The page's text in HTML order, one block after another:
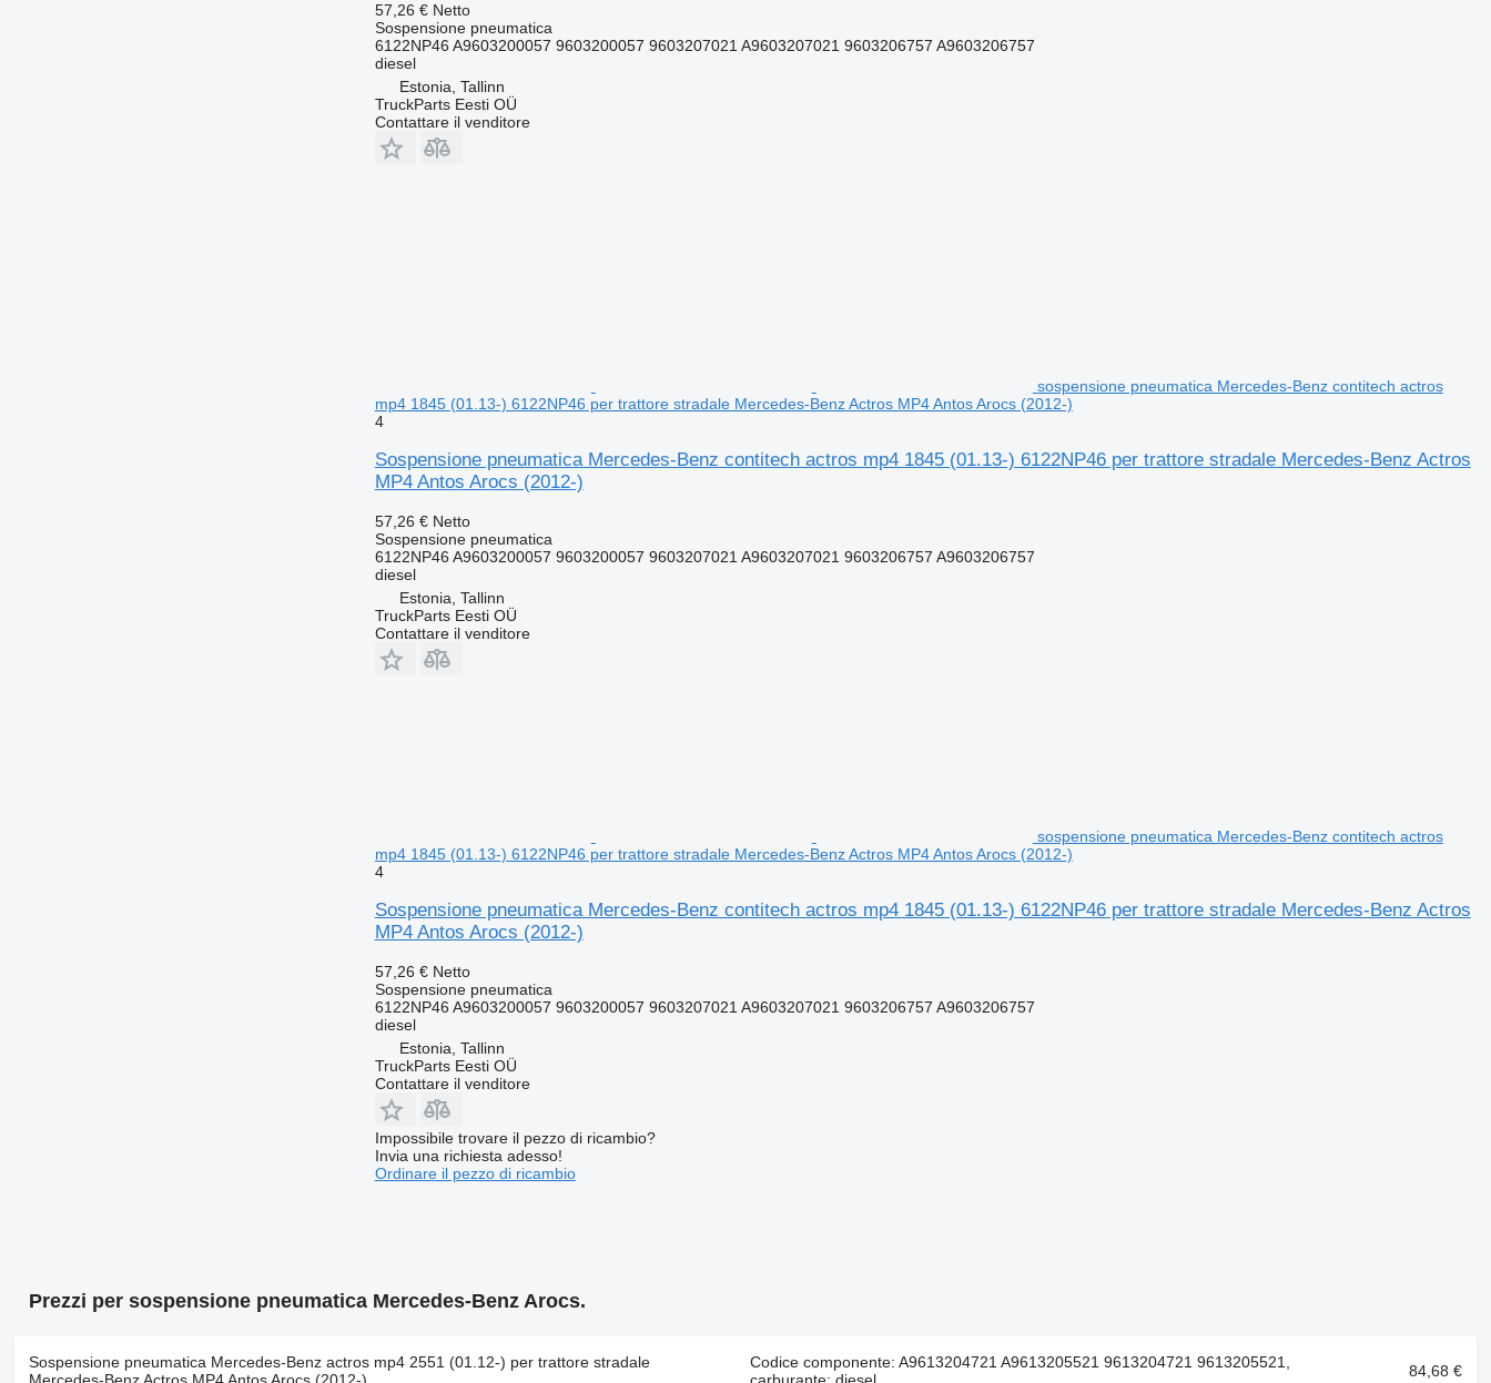
57,26 € Netto
Sospensione pneumatica
6122NP46 A9603200057 9603200057 9603207021 A9603207021 9603206757 A9603206757
diesel
Estonia, Tallinn
TruckParts Eesti OÜ
Contattare il venditore
sospensione pneumatica Mercedes-Benz contitech actros
mp4 1845 (01.13-) 6122NP46 per trattore stradale Mercedes-Benz Actros MP4 Antos Arocs (2012-)
4
Sospensione pneumatica Mercedes-Benz contitech actros mp4 1845 (01.13-) 6122NP46 per trattore stradale Mercedes-Benz Actros
MP4 Antos Arocs (2012-)
57,26 € Netto
Sospensione pneumatica
6122NP46 A9603200057 9603200057 9603207021 A9603207021 9603206757 A9603206757
diesel
Estonia, Tallinn
TruckParts Eesti OÜ
Contattare il venditore
sospensione pneumatica Mercedes-Benz contitech actros
mp4 1845 (01.13-) 6122NP46 per trattore stradale Mercedes-Benz Actros MP4 Antos Arocs (2012-)
4
Sospensione pneumatica Mercedes-Benz contitech actros mp4 1845 (01.13-) 6122NP46 per trattore stradale Mercedes-Benz Actros
MP4 Antos Arocs (2012-)
57,26 € Netto
Sospensione pneumatica
6122NP46 A9603200057 9603200057 9603207021 A9603207021 9603206757 A9603206757
diesel
Estonia, Tallinn
TruckParts Eesti OÜ
Contattare il venditore
Impossibile trovare il pezzo di ricambio?
Invia una richiesta adesso!
Ordinare il pezzo di ricambio
Prezzi per sospensione pneumatica Mercedes-Benz Arocs.
Sospensione pneumatica Mercedes-Benz actros mp4 2551 (01.12-) per trattore stradale
Mercedes-Benz Actros MP4 Antos Arocs (2012-)
Codice componente: A9613204721 A9613205521 9613204721 9613205521,
carburante: diesel
84,68 €